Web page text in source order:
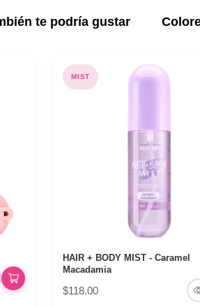
te podría gustar
MIST
HAIR + BODY MIST - Caramel
Macadamia
$118.00